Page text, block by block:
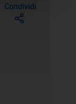
Condividi